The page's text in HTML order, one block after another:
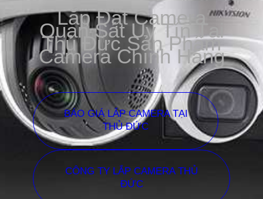
Lắp Đặt Camera
Quan Sát Uy Tín Tại
Thủ Đức Sản Phẩm
Camera Chính Hãng
BÁO GIÁ LẮP CAMERA TẠI
THỦ ĐỨC
CÔNG TY LẮP CAMERA THỦ
ĐỨC